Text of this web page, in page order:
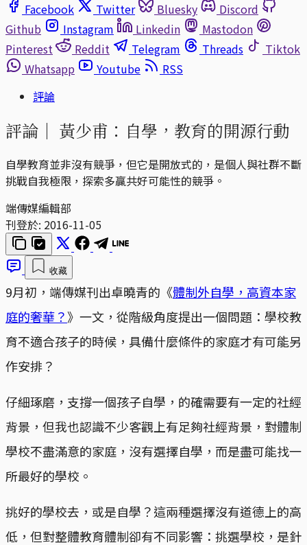
Facebook
Twitter Bluesky
Discord
Github
Instagram Linkedin
Mastodon
Pinterest
Reddit Telegram Threads
Tiktok
Whatsapp
Youtube
RSS
評論
評論｜ 黃少甫：自學，教育的開源行動
自學教育並非沒有競爭，但它是開放式的，是個人與社群不斷
挑戰自我極限，探索多贏共好可能性的競爭。
端傳媒編輯部
刊登於: 2016-11-05
收藏
9月初，端傳媒刊出卓曉青的《體制外自學，高資本家
庭的奢華？》一文，從階級角度提出一個問題：學校教
育不適合孩子的時候，具備什麼條件的家庭才有可能另
作安排？
仔細琢磨，支撐一個孩子自學，的確需要有一定的社經
背景，但我也認識不少客觀上有足夠社經背景，對體制
學校不盡滿意的家庭，沒有選擇自學，而是盡可能找一
所最好的學校。
挑好的學校去，或是自學？這兩種選擇沒有道德上的高
低，但對整體教育體制卻有不同影響：挑選學校，是針